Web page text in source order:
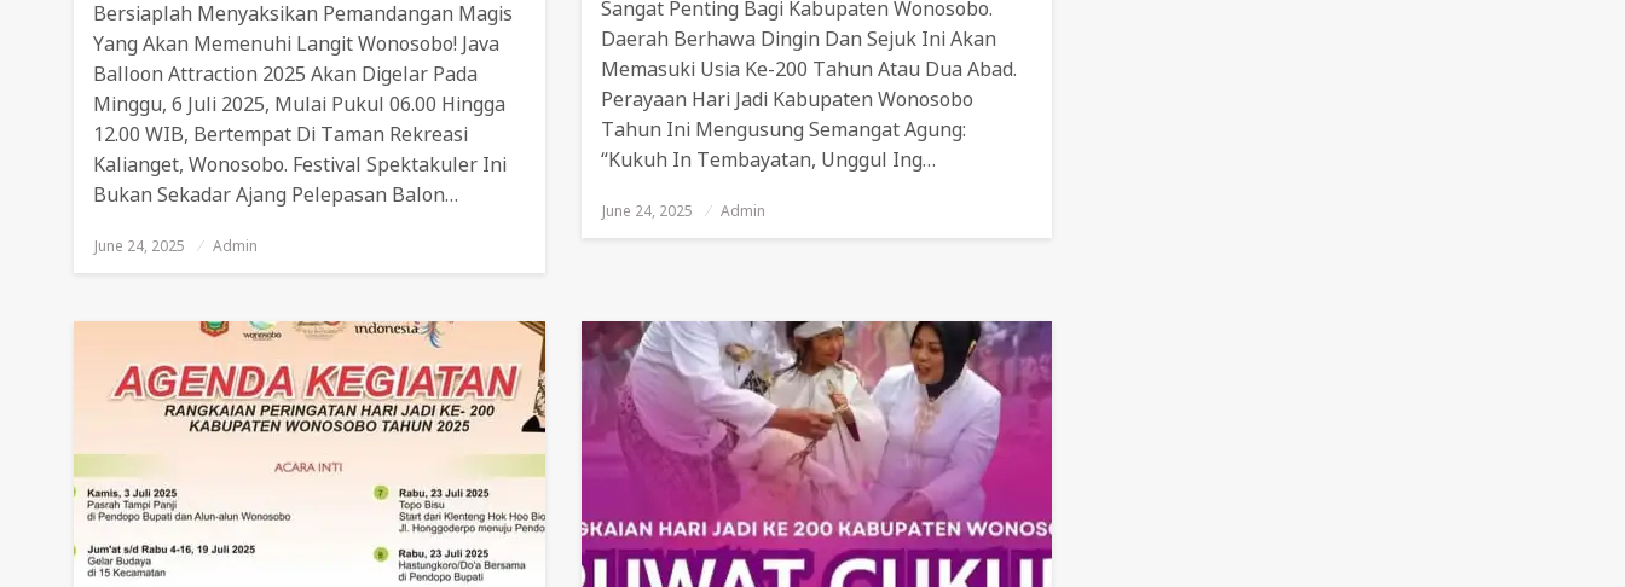
Bersiaplah Menyaksikan Pemandangan Magis
Yang Akan Memenuhi Langit Wonosobo! Java
Balloon Attraction 2025 Akan Digelar Pada
Minggu, 6 Juli 2025, Mulai Pukul 06.00 Hingga
12.00 WIB, Bertempat Di Taman Rekreasi
Kalianget, Wonosobo. Festival Spektakuler Ini
Bukan Sekadar Ajang Pelepasan Balon…
Posted
June 24, 2025 Admin
Sangat Penting Bagi Kabupaten Wonosobo.
Daerah Berhawa Dingin Dan Sejuk Ini Akan
Memasuki Usia Ke-200 Tahun Atau Dua Abad.
Perayaan Hari Jadi Kabupaten Wonosobo
Tahun Ini Mengusung Semangat Agung:
“Kukuh In Tembayatan, Unggul Ing…
Posted
June 24, 2025 Admin